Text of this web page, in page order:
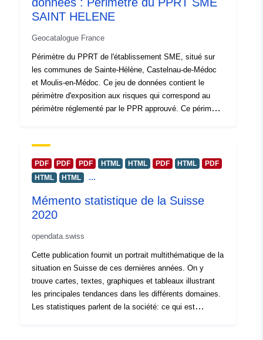
SAINT HELENE
Geocatalogue France
Périmètre du PPRT de l'établissement SME, situé sur
les communes de Sainte-Hélène, Castelnau-de-Médoc
et Moulis-en-Médoc. Ce jeu de données contient le
périmètre d'exposition aux risques qui correspond au
périmètre réglementé par le PPR approuvé. Ce périmètre
PDF PDF PDF HTML HTML PDF HTML
PDF
HTML
HTML ...
Mémento statistique de la Suisse
2020
opendata.swiss
Cette publication fournit un portrait multithématique de la
situation en Suisse de ces dernières années. On y
trouve cartes, textes, graphiques et tableaux illustrant
les principales tendances dans les différents domaines.
Les statistiques parlent de la société: ce qui est